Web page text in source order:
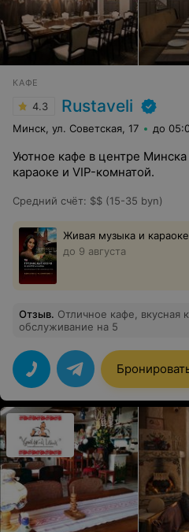
КАФЕ
4.3 Rustaveli
Минск, ул. Советская, 17 до
Уютное кафе в центре
караоке и VIP-комнатой.
Средний счёт: $$ (15-35 byn)
Живая музыка и
до 9 августа
Отзыв. Отличное кафе, вкусная
обслуживание на 5